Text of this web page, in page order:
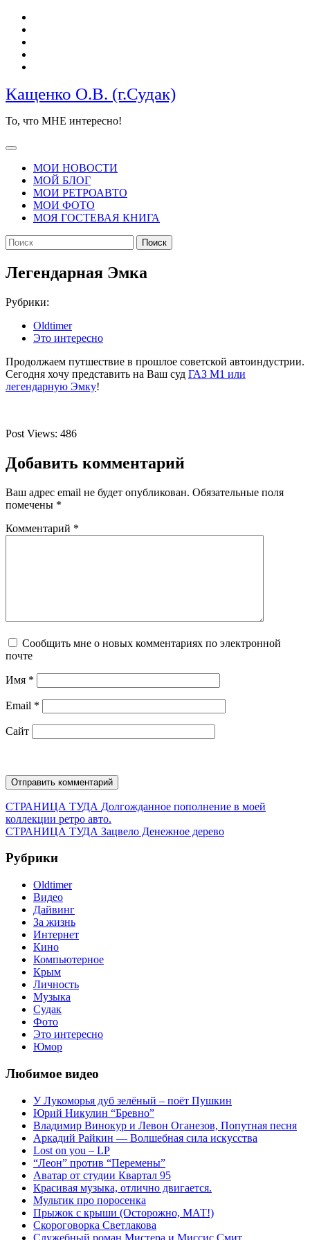
Перейти
содержимому
Кащенко О.В. (г.Судак)
То, что МНЕ интересно!
Кнопка
ОткрытьМОИ НОВОСТИ
МОЙ БЛОГ
МОИ РЕТРОАВТО
МОИ ФОТО
МОЯ ГОСТЕВАЯ КНИГА
КНОПКА
ЗАКРЫТЬ
Найти:
Легендарная Эмка
Рубрики:
Oldtimer
Это интересно
Продолжаем путшествие в прошлое советской автоиндустрии.
Сегодня хочу представить на Ваш суд ГАЗ М1 или
легендарную Эмку!
Post Views: 486
Добавить комментарий
Ваш адрес email не будет опубликован. Обязательные поля
помечены *
Комментарий *
Сообщить мне о новых комментариях по электронной
почте
Имя *
Email *
Сайт
Навигация
по
СТРАНИЦА ТУДА Предыдущая
запись:
Долгожданное пополнение в моей
коллекции ретро авто.
СТРАНИЦА ТУДА Следующая
Зацвело Денежное дерево
Рубрики
Oldtimer
Видео
Дайвинг
За жизнь
Интернет
Кино
Компьютерное
Крым
Личность
Музыка
Судак
Фото
Это интересно
Юмор
Любимое видео
У Лукоморья дуб зелёный – поёт Пушкин
Юрий Никулин “Бревно”
Владимир Винокур и Левон Оганезов, Попутная песня
Аркадий Райкин — Волшебная сила искусства
Lost on you – LP
“Леон” против “Перемены”
Аватар от студии Квартал 95
Красивая музыка, отлично двигается.
Мультик про поросенка
Прыжок с крыши (Осторожно, МАТ!)
Скороговорка Светлакова
Служебный роман Мистера и Миссис Смит